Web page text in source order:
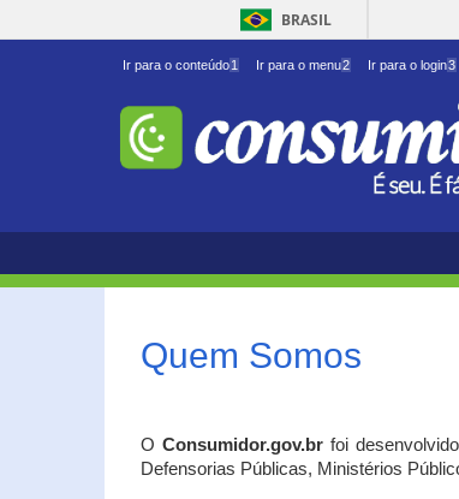
BRASIL
Ir para o conteúdo1 Ir para o menu2 Ir para o login3
Quem Somos
OConsumidor.gov.br foi
Defensorias Públicas, Ministérios